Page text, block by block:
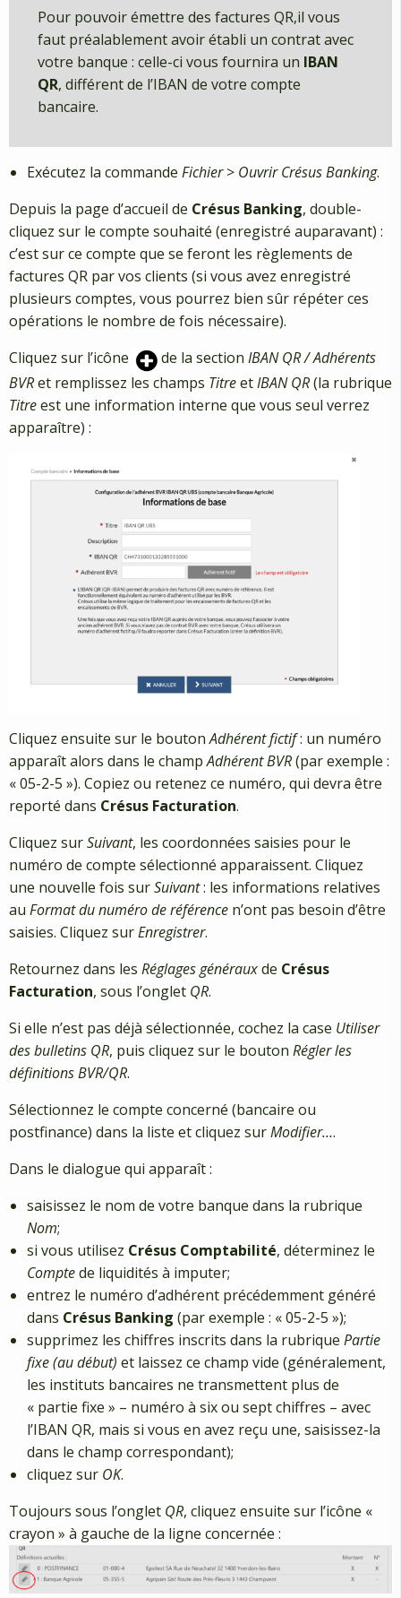
Pour pouvoir émettre des factures QR,il vous
faut préalablement avoir établi un contrat avec
votre banque : celle-ci vous fournira un IBAN
QR, différent de l’IBAN de votre compte
bancaire.
Exécutez la commande Fichier> Ouvrir Crésus Banking.
Depuis la page d’accueil de Crésus Banking, double-
cliquez sur le compte souhaité (enregistré auparavant) :
c’est sur ce compte que se feront les règlements de
factures QR par vos clients (si vous avez enregistré
plusieurs comptes, vous pourrez bien sûr répéter ces
opérations le nombre de fois nécessaire).
Cliquez sur l’icône
de la section IBAN QR / Adhérents
BVRet remplissez les champs TitreetIBAN QR(la rubrique
Titreest une information interne que vous seul verrez
apparaître) :
Cliquez ensuite sur le boutonAdhérent fictif: un numéro
apparaît alors dans le champAdhérent BVR(par exemple :
« 05-2-5 »). Copiez ou retenez ce numéro, qui devra être
reporté dans Crésus Facturation.
Cliquez surSuivant, les coordonnées saisies pour le
numéro de compte sélectionné apparaissent. Cliquez
une nouvelle fois surSuivant: les informations relatives
au Format du numéro de référence n’ont pas besoin d’être
saisies. Cliquez surEnregistrer.
Retournez dans les Réglages générauxde Crésus
Facturation, sous l’onglet QR.
Si elle n’est pas déjà sélectionnée, cochez la case Utiliser
des bulletins QR, puis cliquez sur le bouton Régler les
définitions BVR/QR.
Sélectionnez le compte concerné (bancaire ou
postfinance) dans la liste et cliquez surModifier….
Dans le dialogue qui apparaît :
saisissez le nom de votre banque dans la rubrique
Nom;
si vous utilisez Crésus Comptabilité, déterminez le
Comptede liquidités à imputer;
entrez le numéro d’adhérent précédemment généré
dans Crésus Banking (par exemple : « 05-2-5 »);
supprimez les chiffres inscrits dans la rubrique Partie
fixe (au début) et laissez ce champ vide (généralement,
les instituts bancaires ne transmettent plus de
« partie fixe » – numéro à six ou sept chiffres – avec
l’IBAN QR, mais si vous en avez reçu une, saisissez-la
dans le champ correspondant);
cliquez sur OK.
Toujours sous l’onglet QR, cliquez ensuite sur l’icône «
crayon » à gauche de la ligne concernée :